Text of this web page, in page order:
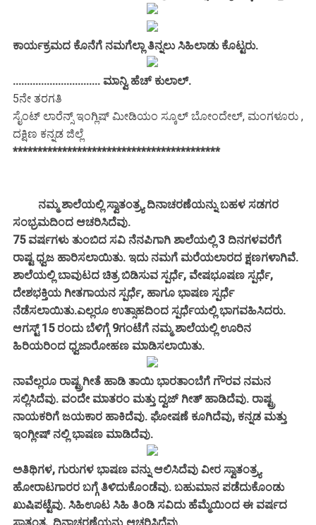
ಕಾರ್ಯಕ್ರಮದ ಕೊನೆಗೆ ನಮಗೆಲ್ಲಾ ತಿನ್ನಲು ಸಿಹಿಲಾಡು ಕೊಟ್ಟರು.
............................... ಮಾನ್ವಿ ಹೆಚ್ ಕುಲಾಲ್.
5ನೇ ತರಗತಿ
ಸೈಂಟ್ ಲಾರೆನ್ಸ್ ಇಂಗ್ಲಿಷ್ ಮೀಡಿಯಂ ಸ್ಕೂಲ್ ಬೋಂದೇಲ್, ಮಂಗಳೂರು ,
ದಕ್ಷಿಣ ಕನ್ನಡ ಜಿಲ್ಲೆ
******************************************
ನಮ್ಮ ಶಾಲೆಯಲ್ಲಿ ಸ್ವಾತಂತ್ರ್ಯ ದಿನಾಚರಣೆಯನ್ನು ಬಹಳ ಸಡಗರ
ಸಂಭ್ರಮದಿಂದ ಆಚರಿಸಿದೆವು.
75 ವರ್ಷಗಳು ತುಂಬಿದ ಸವಿ ನೆನಪಿಗಾಗಿ ಶಾಲೆಯಲ್ಲಿ 3 ದಿನಗಳವರೆಗೆ
ರಾಷ್ಟ ಧ್ವಜ ಹಾರಿಸಲಾಯಿತು. ಇದು ನಮಗೆ ಮರೆಯಲಾರದ ಕ್ಷಣಗಳಾಗಿವೆ.
ಶಾಲೆಯಲ್ಲಿ ಬಾವುಟದ ಚಿತ್ರ ಬಿಡಿಸುವ ಸ್ಪರ್ಧೆ, ವೇಷಭೂಷಣ ಸ್ಪರ್ಧೆ,
ದೇಶಭಕ್ತಿಯ ಗೀತಗಾಯನ ಸ್ಪರ್ಧೆ, ಹಾಗೂ ಭಾಷಣ ಸ್ಪರ್ಧೆ
ನೆಡೆಸಲಾಯಿತು.ಎಲ್ಲರೂ ಉತ್ಸಾಹದಿಂದ ಸ್ಪರ್ಧೆಯಲ್ಲಿ ಭಾಗವಹಿಸಿದರು.
ಆಗಸ್ಟ್ 15 ರಂದು ಬೆಳಿಗ್ಗೆ 9ಗಂಟೆಗೆ ನಮ್ಮ ಶಾಲೆಯಲ್ಲಿ ಊರಿನ
ಹಿರಿಯರಿಂದ ಧ್ವಜಾರೋಹಣ ಮಾಡಿಸಲಾಯಿತು.
ನಾವೆಲ್ಲರೂ ರಾಷ್ಟ್ರಗೀತೆ ಹಾಡಿ ತಾಯಿ ಭಾರತಾಂಬೆಗೆ ಗೌರವ ನಮನ
ಸಲ್ಲಿಸಿದೆವು. ವಂದೇ ಮಾತರಂ ಮತ್ತು ದ್ವಜ್ ಗೀತ್ ಹಾಡಿದೆವು. ರಾಷ್ಟ್ರ
ನಾಯಕರಿಗೆ ಜಯಕಾರ ಹಾಕಿದೆವು. ಘೋಷಣೆ ಕೂಗಿದೆವು, ಕನ್ನಡ ಮತ್ತು
ಇಂಗ್ಲೀಷ್ ನಲ್ಲಿ ಭಾಷಣ ಮಾಡಿದೆವು.
ಅತಿಥಿಗಳ, ಗುರುಗಳ ಭಾಷಣ ವನ್ನು ಆಲಿಸಿದೆವು ವೀರ ಸ್ವಾತಂತ್ರ್ಯ
ಹೋರಾಟಗಾರರ ಬಗ್ಗೆ ತಿಳಿದುಕೊಂಡೆವು. ಬಹುಮಾನ ಪಡೆದುಕೊಂಡು
ಖುಷಿಪಟ್ಟೆವು. ಸಿಹಿಊಟ ಸಿಹಿ ತಿಂಡಿ ಸವಿದು ಹೆಮ್ಮೆಯಿಂದ ಈ ವರ್ಷದ
ಸ್ವಾತಂತ್ರ್ಯ ದಿನಾಚರಣೆಯನ್ನು ಆಚರಿಸಿದೆವು.